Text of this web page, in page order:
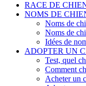
RACE DE
NOMS DE
Noms de
Noms de
Idées de
ADOPTER UN
Test, quel
Comment
Acheter un